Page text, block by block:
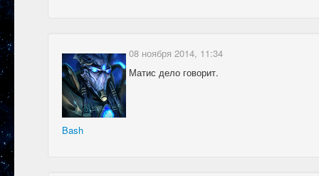
Bash
08 ноября 2014, 11:34
Матис дело говорит.